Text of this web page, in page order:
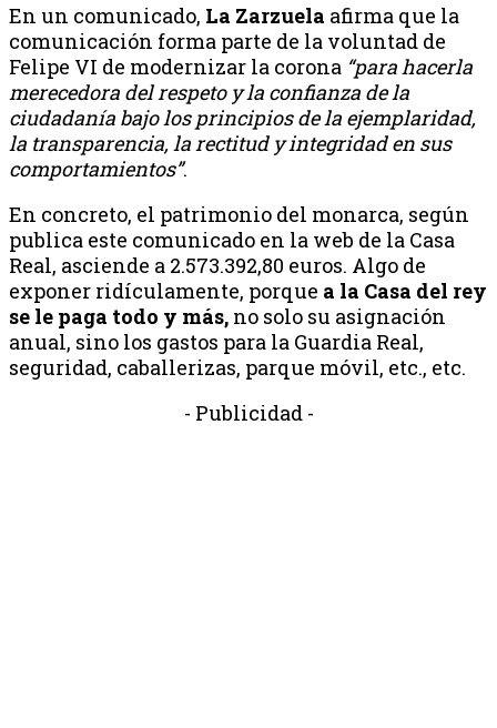
En un comunicado, La Zarzuela afirma que la
comunicación forma parte de la voluntad de
Felipe VI de modernizar la corona “para hacerla
merecedora del respeto y la confianza de la
ciudadanía bajo los principios de la ejemplaridad,
la transparencia, la rectitud y integridad en sus
comportamientos”.
En concreto, el patrimonio del monarca, según
publica este comunicado en la web de la Casa
Real, asciende a 2.573.392,80 euros. Algo de
exponer ridículamente, porque a la Casa del rey
se le paga todo y más, no solo su asignación
anual, sino los gastos para la Guardia Real,
seguridad, caballerizas, parque móvil, etc., etc.
- Publicidad -